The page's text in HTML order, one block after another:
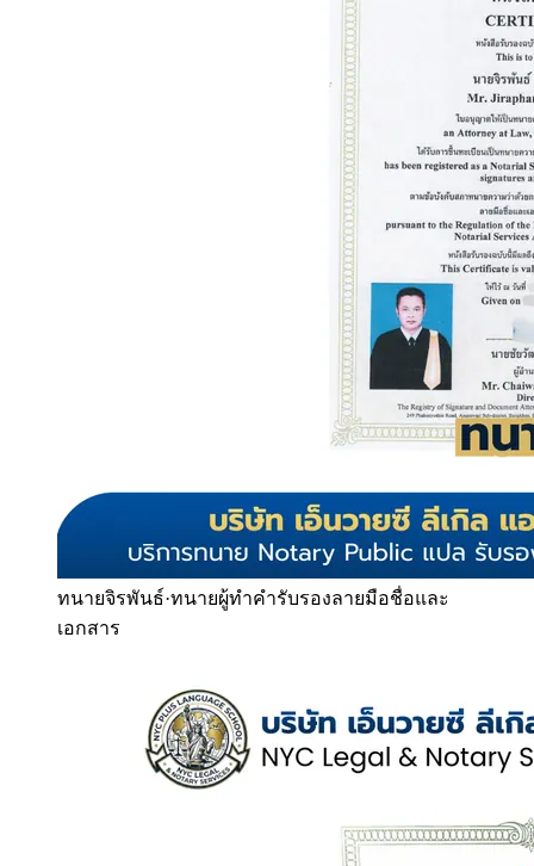
ทนายจิรพันธ์·ทนายผู้ทำคำรับรองลายมือชื่อและ
เอกสาร